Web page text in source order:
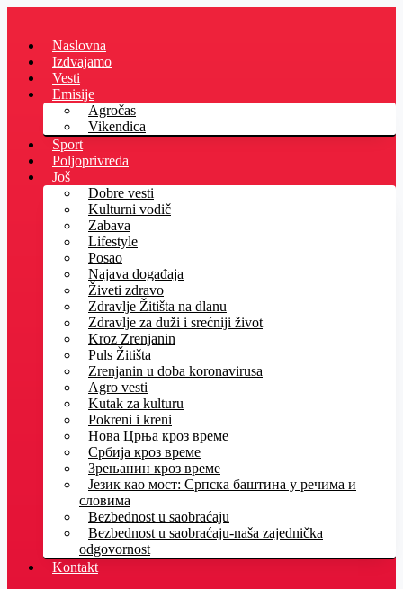
content
Naslovna
Izdvajamo
Vesti
Emisije
Agročas
Vikendica
Sport
Poljoprivreda
Još
Dobre vesti
Kulturni vodič
Zabava
Lifestyle
Posao
Najava događaja
Živeti zdravo
Zdravlje Žitišta na dlanu
Zdravlje za duži i srećniji život
Kroz Zrenjanin
Puls Žitišta
Zrenjanin u doba koronavirusa
Agro vesti
Kutak za kulturu
Pokreni i kreni
Нова Црња кроз време
Србија кроз време
Зрењанин кроз време
Језик као мост: Српска баштина у речима и
словима
Bezbednost u saobraćaju
Bezbednost u saobraćaju-naša zajednička
odgovornost
Kontakt